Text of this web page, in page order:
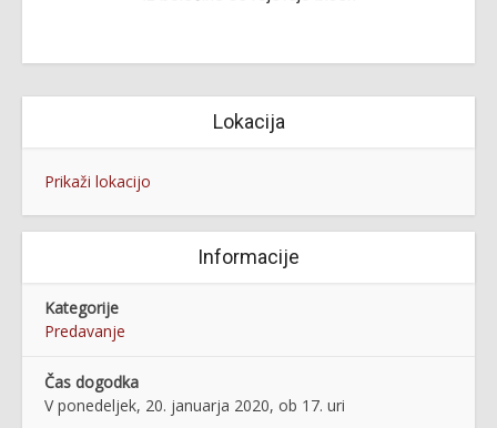
Lokacija
Prikaži lokacijo
Informacije
Kategorije
Predavanje
Čas dogodka
V ponedeljek, 20. januarja 2020, ob 17. uri